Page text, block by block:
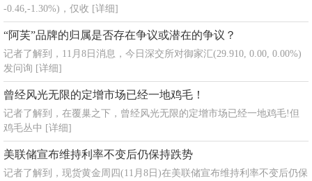
-0.46,-1.30%)，仅收 [详细]
“阿芙”品牌的归属是否存在争议或潜在的争议？
记者了解到，11月8日消息，今日深交所对御家汇(29.910, 0.00, 0.00%)
发问询 [详细]
曾经风光无限的定增市场已经一地鸡毛！
记者了解到，在覆巢之下，曾经风光无限的定增市场已经一地鸡毛!但
鸡毛丛中 [详细]
美联储宣布维持利率不变后仍保持跌势
记者了解到，现货黄金周四(11月8日)在美联储宣布维持利率不变后仍保